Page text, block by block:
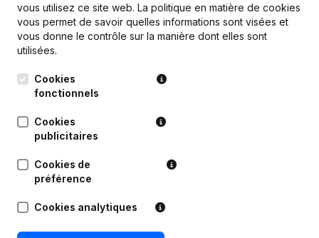
vous utilisez ce site web. La politique en matière de cookies
vous permet de savoir quelles informations sont visées et
vous donne le contrôle sur la manière dont elles sont
utilisées.
Cookies
fonctionnels
Cookies
publicitaires
Cookies de
préférence
Cookies analytiques
Kantorenpark Everest
Leuvensesteenweg
1800 Vilvoorde
Recherche internationale
Prospection
Compliance et prévention
de la fraude
Consulter des comptes